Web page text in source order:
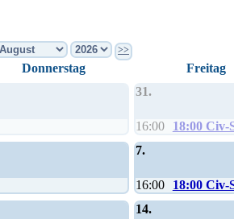
>>
Donnerstag Freitag
31.
16:00 18:00 Civ-
7.
16:00 18:00 Civ-
14.